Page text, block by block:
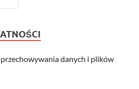
danych i plików